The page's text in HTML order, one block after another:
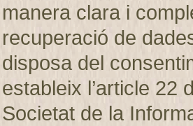
manera clara i
recuperació de
disposa del
estableix l’article 22
Societat de la